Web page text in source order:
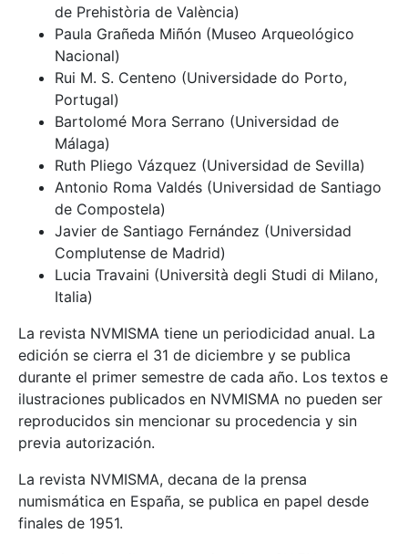
de Prehistòria de València)
Paula Grañeda Miñón (Museo Arqueológico
Nacional)
Rui M. S. Centeno (Universidade do Porto,
Portugal)
Bartolomé Mora Serrano (Universidad de
Málaga)
Ruth Pliego Vázquez (Universidad de Sevilla)
Antonio Roma Valdés (Universidad de Santiago
de Compostela)
Javier de Santiago Fernández (Universidad
Complutense de Madrid)
Lucia Travaini (Università degli Studi di Milano,
Italia)
La revista NVMISMA tiene un periodicidad anual. La
edición se cierra el 31 de diciembre y se publica
durante el primer semestre de cada año. Los textos e
ilustraciones publicados en NVMISMA no pueden ser
reproducidos sin mencionar su procedencia y sin
previa autorización.
La revista NVMISMA, decana de la prensa
numismática en España, se publica en papel desde
finales de 1951.